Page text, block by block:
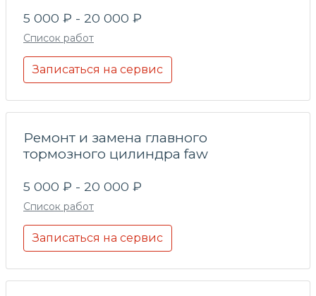
5 000 ₽ - 20 000 ₽
Список работ
Записаться на сервис
Ремонт и замена главного
тормозного цилиндра faw
5 000 ₽ - 20 000 ₽
Список работ
Записаться на сервис